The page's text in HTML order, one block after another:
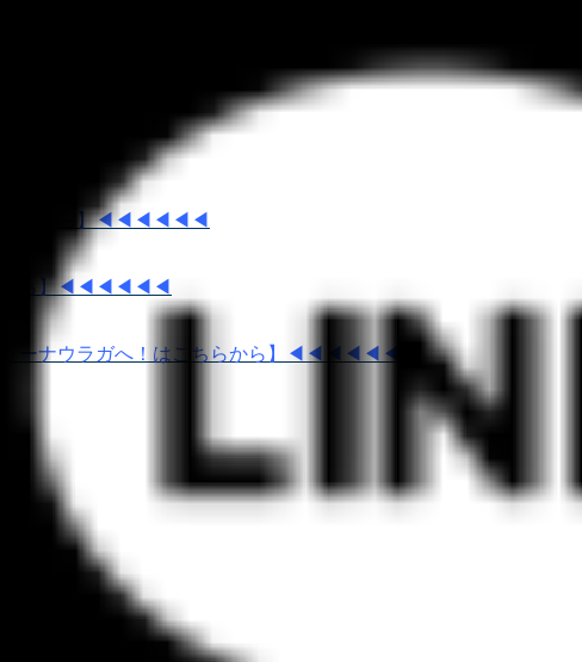
◀◀◀◀◀◀
◀◀◀◀◀◀
ちらから】◀◀◀◀◀◀
から】◀◀◀◀◀◀
ーナウラガへ！はこちらから】◀◀◀◀◀◀